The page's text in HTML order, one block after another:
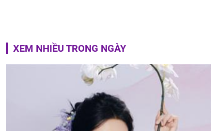
XEM NHIỀU TRONG NGÀY